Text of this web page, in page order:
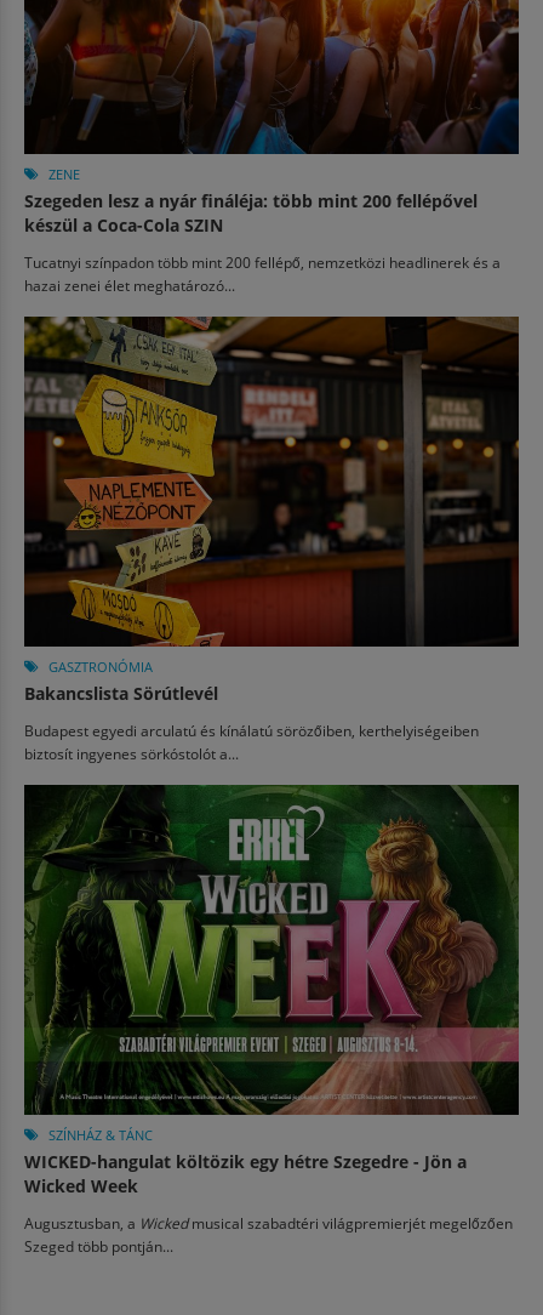
ZENE
Szegeden lesz a nyár fináléja: több mint 200 fellépővel
készül a Coca-Cola SZIN
Tucatnyi színpadon több mint 200 fellépő, nemzetközi headlinerek és a
hazai zenei élet meghatározó...
GASZTRONÓMIA
Bakancslista Sörútlevél
Budapest egyedi arculatú és kínálatú sörözőiben, kerthelyiségeiben
biztosít ingyenes sörkóstolót a...
SZÍNHÁZ & TÁNC
WICKED-hangulat költözik egy hétre Szegedre - Jön a
Wicked Week
Augusztusban, a Wickedmusical szabadtéri világpremierjét megelőzően
Szeged több pontján...